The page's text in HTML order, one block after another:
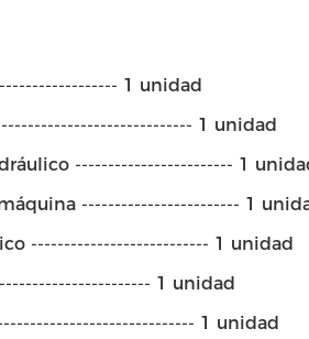
1 unidad
1 unidad
------------------------ 1
------------------------ 1
--------------------------- 1 unidad
1 unidad
1 unidad